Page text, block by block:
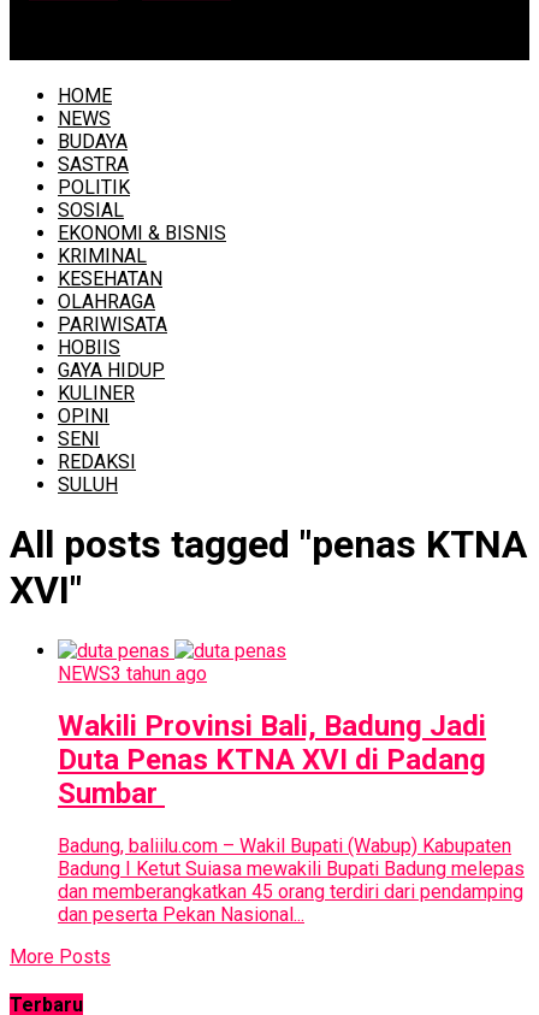
HOME
NEWS
BUDAYA
SASTRA
POLITIK
SOSIAL
EKONOMI & BISNIS
KRIMINAL
KESEHATAN
OLAHRAGA
PARIWISATA
HOBIIS
GAYA HIDUP
KULINER
OPINI
SENI
REDAKSI
SULUH
All posts tagged "penas KTNA
XVI"
NEWS3 tahun ago
Wakili Provinsi Bali, Badung Jadi
Duta Penas KTNA XVI di Padang
Sumbar
Badung, baliilu.com – Wakil Bupati (Wabup) Kabupaten
Badung I Ketut Suiasa mewakili Bupati Badung melepas
dan memberangkatkan 45 orang terdiri dari pendamping
dan peserta Pekan Nasional...
More Posts
Terbaru